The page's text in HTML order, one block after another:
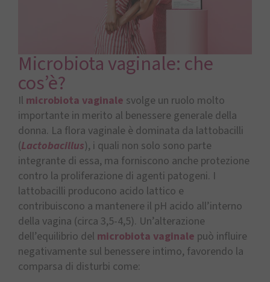
Microbiota vaginale: che
cos’è?
Il microbiota vaginale svolge un ruolo molto
importante in merito al benessere generale della
donna. La flora vaginale è dominata da lattobacilli
(Lactobacillus), i quali non solo sono parte
integrante di essa, ma forniscono anche protezione
contro la proliferazione di agenti patogeni. I
lattobacilli producono acido lattico e
contribuiscono a mantenere il pH acido all’interno
della vagina (circa 3,5-4,5). Un’alterazione
dell’equilibrio del microbiota vaginale può influire
negativamente sul benessere intimo, favorendo la
comparsa di disturbi come: